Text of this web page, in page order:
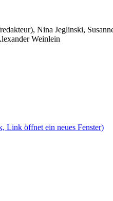
Nina Jeglinski,
Weinlein
Link öffnet ein neues Fenster)